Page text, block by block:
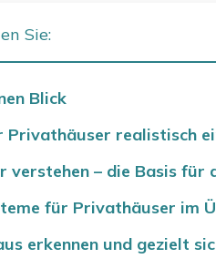
Sie:
Blick
Privathäuser realistisch
verstehen – die Basis für
für Privathäuser im
erkennen und gezielt